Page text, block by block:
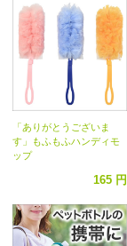
「ありがとうございま
す」もふもふハンディモ
ップ
165 円